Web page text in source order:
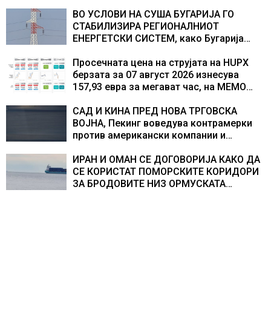
центри за податоци
ВО УСЛОВИ НА СУША БУГАРИЈА ГО
СТАБИЛИЗИРА РЕГИОНАЛНИОТ
ЕНЕРГЕТСКИ СИСТЕМ, како Бугарија
складирање на енергија од батерии
Просечната цена на струјата на HUPX
берзата за 07 август 2026 изнесува
157,93 евра за мегават час, на МЕМО
САД И КИНА ПРЕД НОВА ТРГОВСКА
ВОЈНА, Пекинг воведува контрамерки
против американски компании и
ИРАН И ОМАН СЕ ДОГОВОРИЈА КАКО ДА
СЕ КОРИСТАТ ПОМОРСКИТЕ КОРИДОРИ
ЗА БРОДОВИТЕ НИЗ ОРМУСКАТА